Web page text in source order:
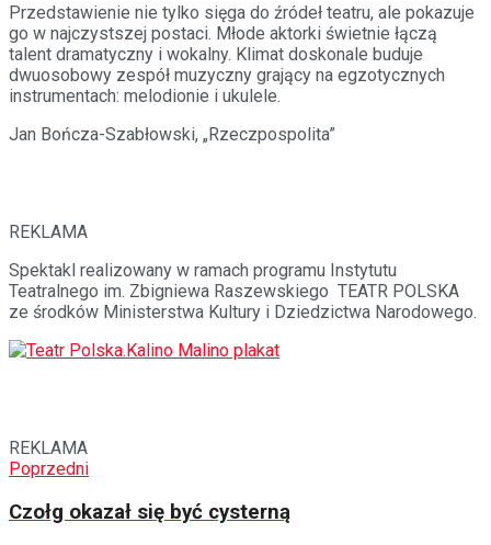
Przedstawienie nie tylko sięga do źródeł teatru, ale pokazuje
go w najczystszej postaci. Młode aktorki świetnie łączą
talent dramatyczny i wokalny. Klimat doskonale buduje
dwuosobowy zespół muzyczny grający na egzotycznych
instrumentach: melodionie i ukulele.
Jan Bończa-Szabłowski, „Rzeczpospolita”
REKLAMA
Spektakl realizowany w ramach programu Instytutu
Teatralnego im. Zbigniewa Raszewskiego TEATR POLSKA
ze środków Ministerstwa Kultury i Dziedzictwa Narodowego.
REKLAMA
Poprzedni
Czołg okazał się być cysterną